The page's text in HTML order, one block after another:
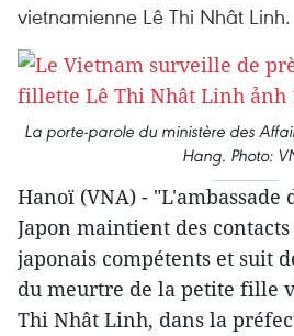
vietnamienne Lê Thi Nhât Linh.
La porte-parole du ministère des
Hang. Photo:
Hanoï (VNA) - "L'ambassade
Japon maintient des
japonais compétents et suit
du meurtre de la petite fille
Thi Nhât Linh, dans la